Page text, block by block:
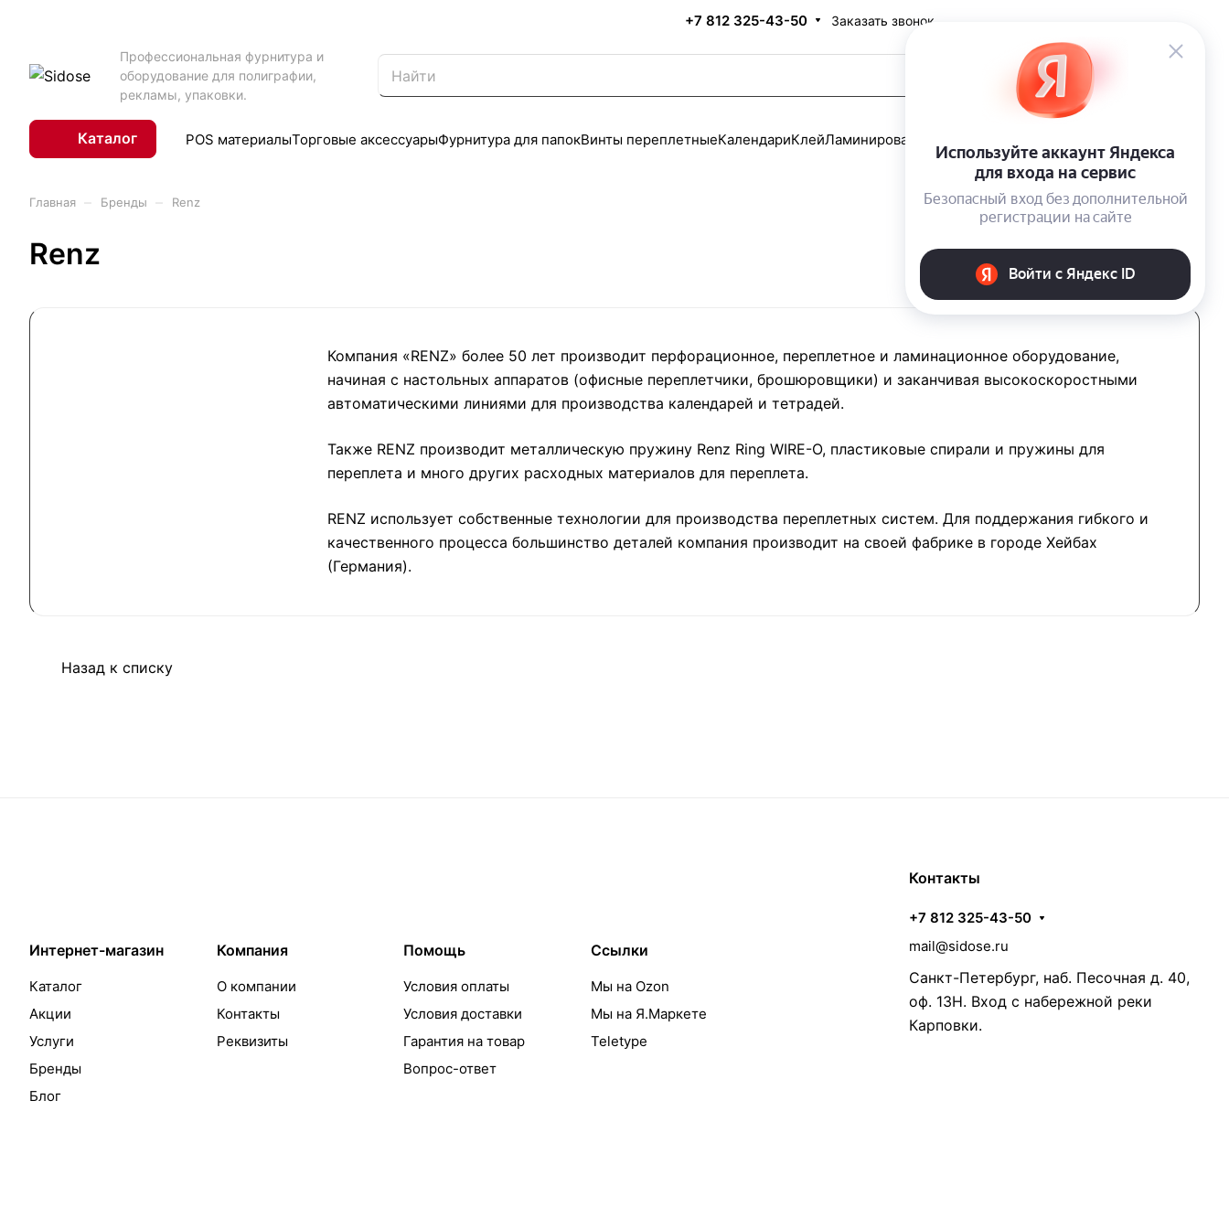
+7 812 325-43-50 Заказать звонок
Профессиональная фурнитура и
оборудование для полиграфии,
рекламы, упаковки.
Каталог POS материалыТорговые аксессуарыФурнитура для папокВинты переплетныеКалендариКлейЛаминирование
Главная Бренды Renz
Renz
Компания «RENZ» более 50 лет производит перфорационное, переплетное и ламинационное оборудование,
начиная с настольных аппаратов (офисные переплетчики, брошюровщики) и заканчивая высокоскоростными
автоматическими линиями для производства календарей и тетрадей.
Также RENZ производит металлическую пружину Renz Ring WIRE-O, пластиковые спирали и пружины для
переплета и много других расходных материалов для переплета.
RENZ использует собственные технологии для производства переплетных систем. Для поддержания гибкого и
качественного процесса большинство деталей компания производит на своей фабрике в городе Хейбах
(Германия).
Назад к списку
Интернет-магазин
Каталог
Акции
Услуги
Бренды
Блог
Компания
О компании
Контакты
Реквизиты
Помощь
Условия оплаты
Условия доставки
Гарантия на товар
Вопрос-ответ
Ссылки
Мы на Ozon
Мы на Я.Маркете
Teletype
Контакты
+7 812 325-43-50
mail@sidose.ru
Санкт-Петербург, наб. Песочная д. 40,
оф. 13Н. Вход с набережной реки
Карповки.